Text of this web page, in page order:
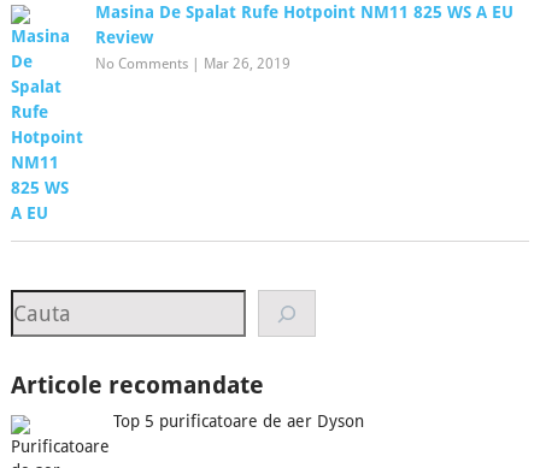
Masina De Spalat Rufe Hotpoint NM11 825 WS A EU
Review
No Comments| Mar 26, 2019
Search
Articole recomandate
Top 5 purificatoare de aer Dyson